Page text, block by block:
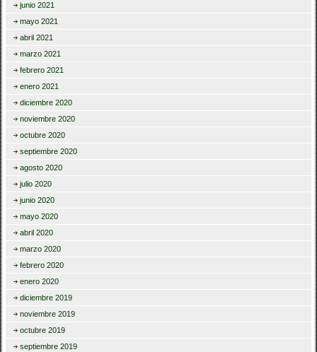
junio 2021
mayo 2021
abril 2021
marzo 2021
febrero 2021
enero 2021
diciembre 2020
noviembre 2020
octubre 2020
septiembre 2020
agosto 2020
julio 2020
junio 2020
mayo 2020
abril 2020
marzo 2020
febrero 2020
enero 2020
diciembre 2019
noviembre 2019
octubre 2019
septiembre 2019